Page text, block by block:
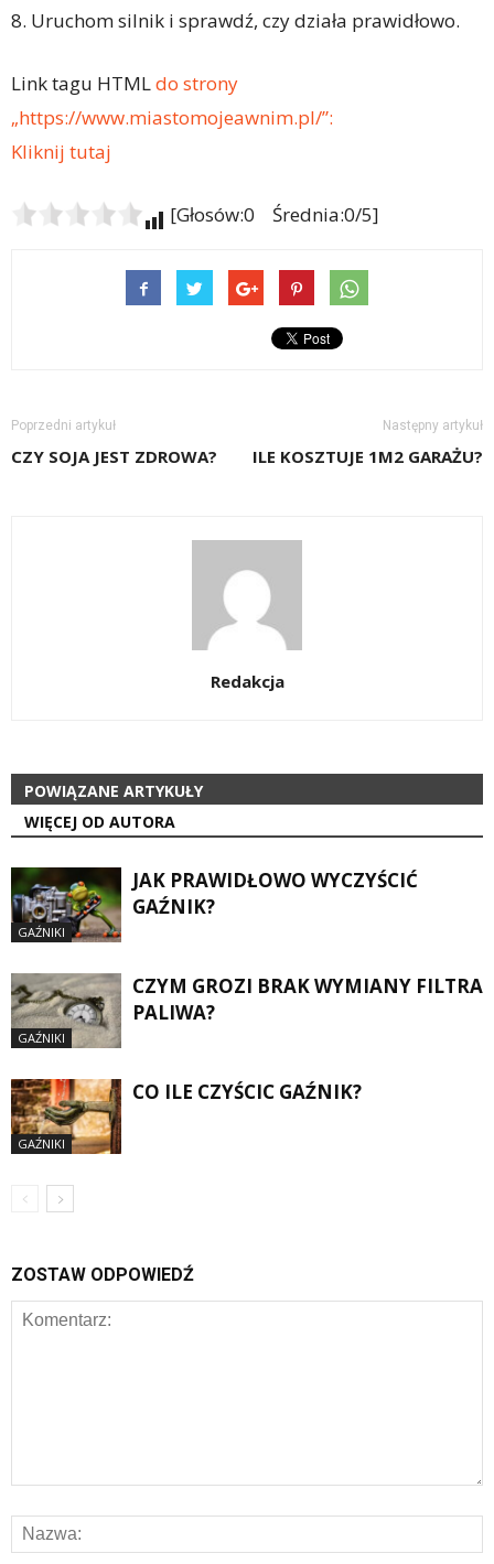
8. Uruchom silnik i sprawdź, czy działa prawidłowo.
Link tagu HTMLdo strony
„https://www.miastomojeawnim.pl/”:
Kliknij tutaj
[Głosów:0 Średnia:0/5]
Poprzedni artykuł
CZY SOJA JEST ZDROWA?
Następny artykuł
ILE KOSZTUJE 1M2 GARAŻU?
Redakcja
POWIĄZANE ARTYKUŁY
WIĘCEJ OD AUTORA
GAŹNIKI
JAK PRAWIDŁOWO WYCZYŚCIĆ
GAŹNIK?
GAŹNIKI
CZYM GROZI BRAK WYMIANY FILTRA
PALIWA?
GAŹNIKI
CO ILE CZYŚCIC GAŹNIK?
ZOSTAW ODPOWIEDŹ